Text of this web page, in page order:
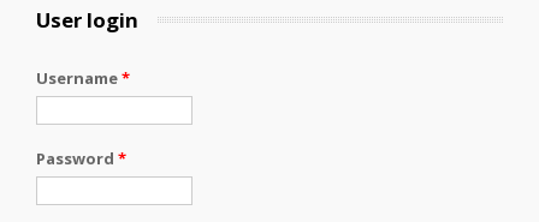
User login
Username*
Password *